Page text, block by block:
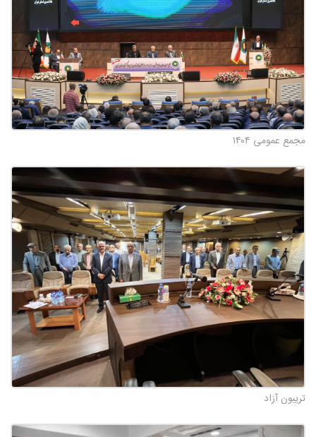
مجمع عمومی ۱۴۰۴
تریبون آزاد